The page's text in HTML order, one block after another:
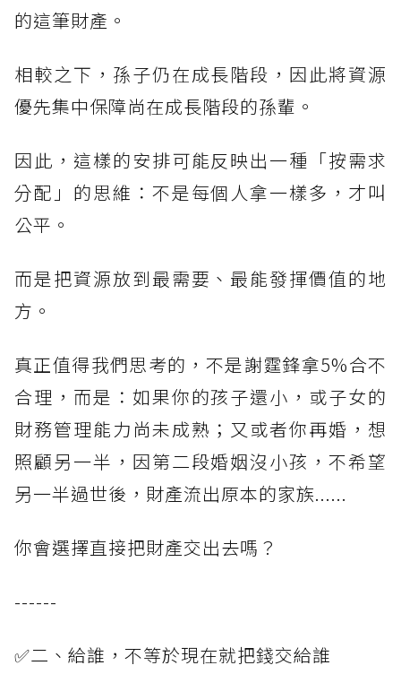
的這筆財產。
相較之下，孫子仍在成長階段，因此將資源
優先集中保障尚在成長階段的孫輩。
因此，這樣的安排可能反映出一種「按需求
分配」的思維：不是每個人拿一樣多，才叫
公平。
而是把資源放到最需要、最能發揮價值的地
方。
真正值得我們思考的，不是謝霆鋒拿5%合不
合理，而是：如果你的孩子還小，或子女的
財務管理能力尚未成熟；又或者你再婚，想
照顧另一半，因第二段婚姻沒小孩，不希望
另一半過世後，財產流出原本的家族......
你會選擇直接把財產交出去嗎？
------
✅二、給誰，不等於現在就把錢交給誰